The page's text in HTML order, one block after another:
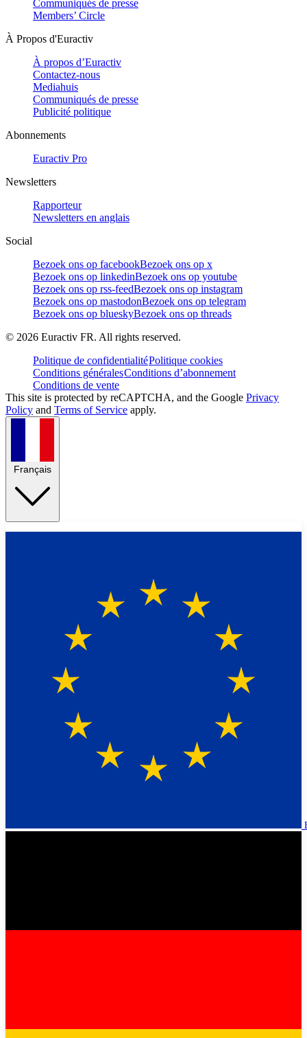
Communiqués de presse
Members’ Circle
À Propos d'Euractiv
À propos d’Euractiv
Contactez-nous
Mediahuis
Communiqués de presse
Publicité politique
Abonnements
Euractiv Pro
Newsletters
Rapporteur
Newsletters en anglais
Social
Bezoek ons op facebookBezoek ons op x
Bezoek ons op linkedinBezoek ons op youtube
Bezoek ons op rss-feedBezoek ons op instagram
Bezoek ons op mastodonBezoek ons op telegram
Bezoek ons op blueskyBezoek ons op threads
© 2026 Euractiv FR. All rights reserved.
Politique de confidentialitéPolitique cookies
Conditions généralesConditions d’abonnement
Conditions de vente
This site is protected by reCAPTCHA, and the Google Privacy
Policy and Terms of Service apply.
Français